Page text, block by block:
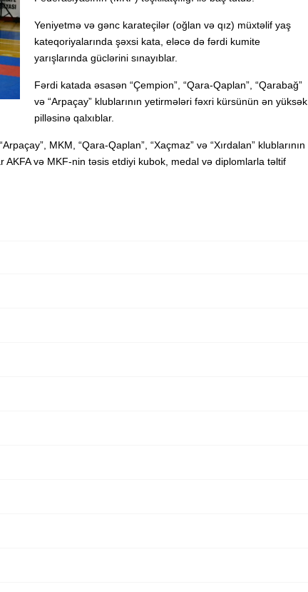
Yeniyetmə və gənc karateçilər (oğlan və qız) müxtəlif yaş
kateqoriyalarında şəxsi kata, eləcə də fərdi kumite
yarışlarında güclərini sınayıblar.
Fərdi katada əsasən “Çempion”, “Qara-Qaplan”, “Qarabağ”
və “Arpaçay” klublarının yetirmələri fəxri kürsünün ən yüksək
pilləsinə qalxıblar.
MKM, “Qara-Qaplan”, “Xaçmaz” və “Xırdalan” klublarının
AKFA və MKF-nin təsis etdiyi kubok, medal və diplomlarla təltif